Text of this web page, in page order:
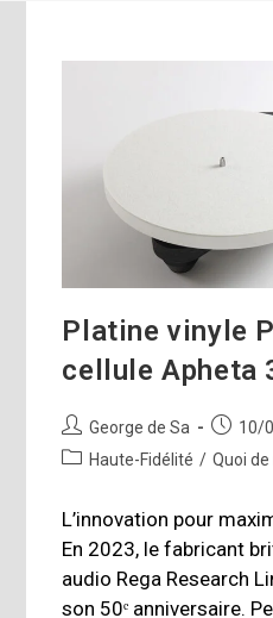
Platine vinyle
cellule Apheta
Auteur/autrice
de
George de Sa
publiée :
10/
PostHaute-Fidélité / Quoi
L’innovation pour
En 2023, le fabricant
audio Rega Research
son 50ᵉ anniversaire.